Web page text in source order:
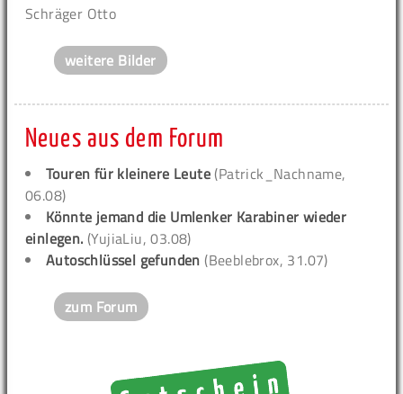
Schräger Otto
weitere Bilder
Neues aus dem Forum
Touren für kleinere Leute (Patrick_Nachname,
06.08)
Könnte jemand die Umlenker Karabiner wieder
einlegen. (YujiaLiu, 03.08)
Autoschlüssel gefunden (Beeblebrox, 31.07)
zum Forum